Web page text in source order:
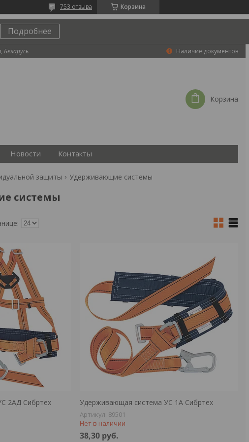
Корзина
753 отзыва
Подробнее
Беларусь Наличие документов
Корзина
Новости Контакты
защиты Удерживающие системы
системы
2АД Сибртех Удерживающая система УС 1А Сибртех
89501
Нет в наличии
38,30 руб.